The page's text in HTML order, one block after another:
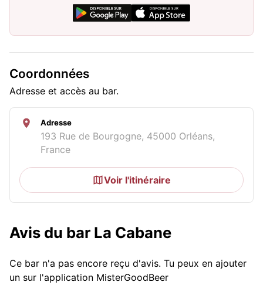
Coordonnées
Adresse et accès au bar.
Adresse
193 Rue de Bourgogne, 45000 Orléans,
France
Voir l'itinéraire
Avis du bar La Cabane
Ce bar n'a pas encore reçu d'avis. Tu peux en ajouter
un sur l'application MisterGoodBeer